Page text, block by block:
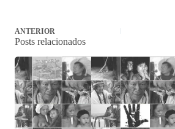
ANTERIOR
Posts relacionados